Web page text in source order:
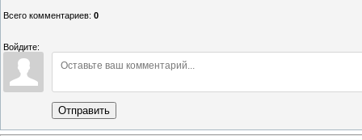
Всего комментариев: 0
Войдите:
Отправить